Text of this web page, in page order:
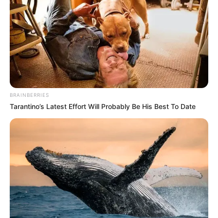
BRAINBERRIES
Tarantino’s Latest Effort Will Probably Be His Best To Date